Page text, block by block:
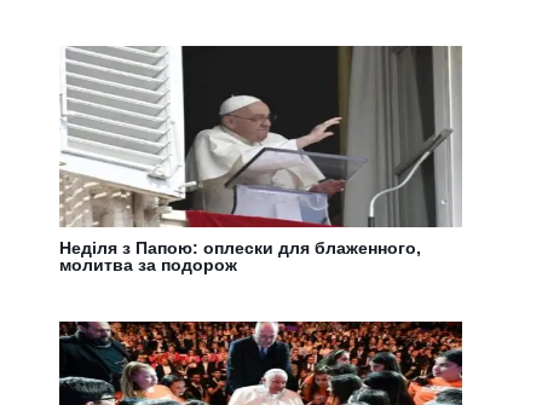
Неділя з Папою: оплески для блаженного,
молитва за подорож